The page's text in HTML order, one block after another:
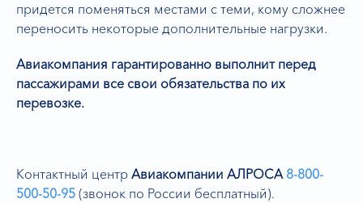
придется поменяться местами с теми, кому сложнее
переносить некоторые дополнительные нагрузки.
Авиакомпания гарантированно выполнит перед
пассажирами все свои обязательства по их
перевозке.
Контактный центр Авиакомпании АЛРОСА 8-800-
500-50-95 (звонок по России бесплатный).